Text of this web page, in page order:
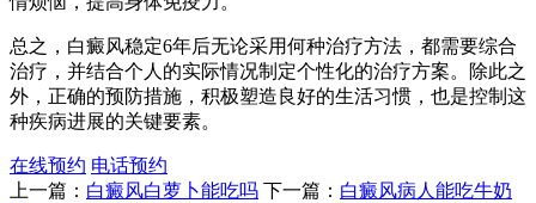
总之，白癜风稳定6年后无论采用何种治疗方法，都需要综合
治疗，并结合个人的实际情况制定个性化的治疗方案。除此之
外，正确的预防措施，积极塑造良好的生活习惯，也是控制这
种疾病进展的关键要素。
在线预约 电话预约
上一篇： 白癜风白萝卜能吃吗 下一篇： 白癜风病人能吃牛奶